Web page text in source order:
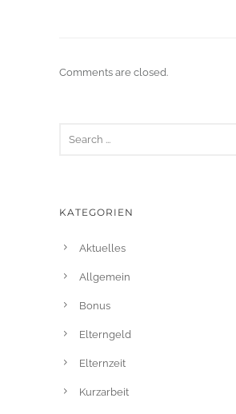
Comments are closed.
KATEGORIEN
Aktuelles
Allgemein
Bonus
Elterngeld
Elternzeit
Kurzarbeit